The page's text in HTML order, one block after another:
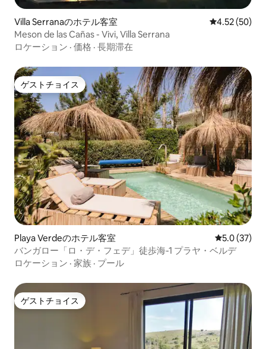
Villa Serranaのホテル客室 レビュー50
4.52 (50)
Meson de las Cañas - Vivi, Villa Serrana
ロケーション · 価格 · 長期滞在
ゲストチョイス
ゲストチョイス
Playa Verdeのホテル客室 レビュー37
5.0 (37)
バンガロー「ロ・デ・フェデ」徒歩海-1 プラヤ・ベルデ
ロケーション · 家族 · プール
ゲストチョイス
ゲストチョイス